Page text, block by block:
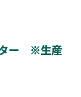
ター ※生産